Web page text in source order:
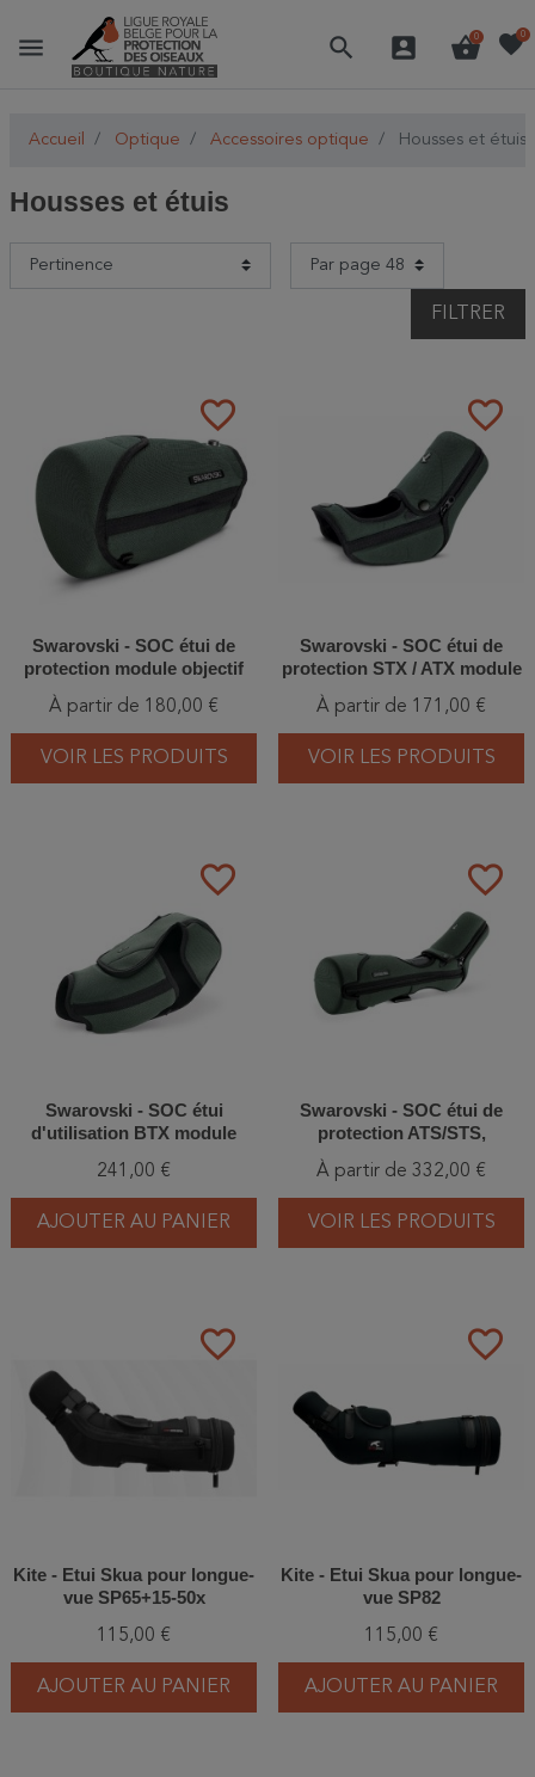
menu search account_box shopping_basket
0 favorite0
Accueil Optique Accessoires optique Housses et étuis
Housses et étuis
FILTRER
favorite_border
Swarovski - SOC étui de
protection module objectif
À partir de 180,00 €
VOIR LES PRODUITS
favorite_border
Swarovski - SOC étui de
protection STX / ATX module
À partir de 171,00 €
VOIR LES PRODUITS
favorite_border
Swarovski - SOC étui
d'utilisation BTX module
241,00 €
AJOUTER AU PANIER
favorite_border
Swarovski - SOC étui de
protection ATS/STS,
À partir de 332,00 €
VOIR LES PRODUITS
favorite_border
Kite - Etui Skua pour longue-
vue SP65+15-50x
115,00 €
AJOUTER AU PANIER
favorite_border
Kite - Etui Skua pour longue-
vue SP82
115,00 €
AJOUTER AU PANIER